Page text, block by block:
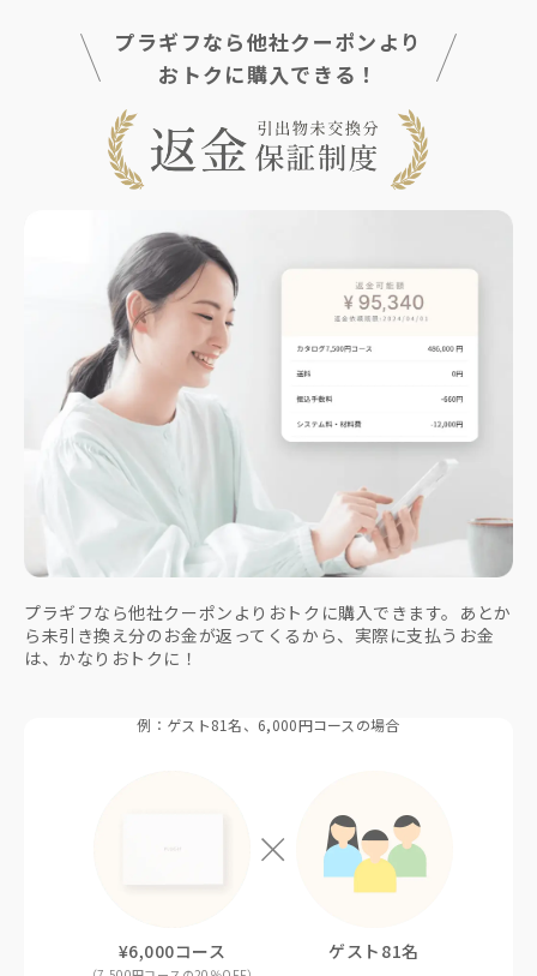
プラギフなら他社クーポンより
おトクに購入できる！
プラギフなら他社クーポンよりおトクに購入できます。あとか
ら未引き換え分のお金が返ってくるから、実際に支払うお金
は、かなりおトクに！
例：ゲスト81名、6,000円コースの場合
¥6,000コース ゲスト81名